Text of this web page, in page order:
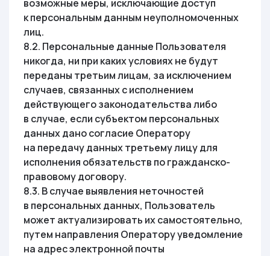
возможные меры, исключающие доступ
к персональным данным неуполномоченных
лиц.
8.2. Персональные данные Пользователя
никогда, ни при каких условиях не будут
переданы третьим лицам, за исключением
случаев, связанных с исполнением
действующего законодательства либо
в случае, если субъектом персональных
данных дано согласие Оператору
на передачу данных третьему лицу для
исполнения обязательств по гражданско-
правовому договору.
8.3. В случае выявления неточностей
в персональных данных, Пользователь
может актуализировать их самостоятельно,
путем направления Оператору уведомление
на адрес электронной почты